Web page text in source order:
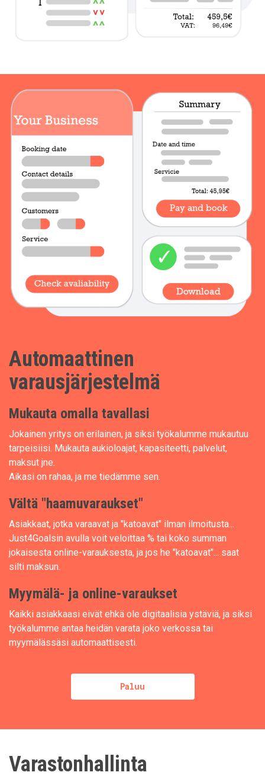
Automaattinen
varausjärjestelmä
Mukauta omalla tavallasi
Jokainen yritys on erilainen, ja siksi työkalumme mukautuu
tarpeisiisi. Mukauta aukioloajat, kapasiteetti, palvelut,
maksut jne.
Aikasi on rahaa, ja me tiedämme sen.
Vältä "haamuvaraukset"
Asiakkaat, jotka varaavat ja "katoavat" ilman ilmoitusta...
Just4Goalsin avulla voit veloittaa % tai koko summan
jokaisesta online-varauksesta, ja jos he "katoavat"... saat
silti maksun.
Myymälä- ja online-varaukset
Kaikki asiakkaasi eivät ehkä ole digitaalisia ystäviä, ja siksi
työkalumme antaa heidän varata joko verkossa tai
myymälässäsi automaattisesti.
Paluu
Varastonhallinta